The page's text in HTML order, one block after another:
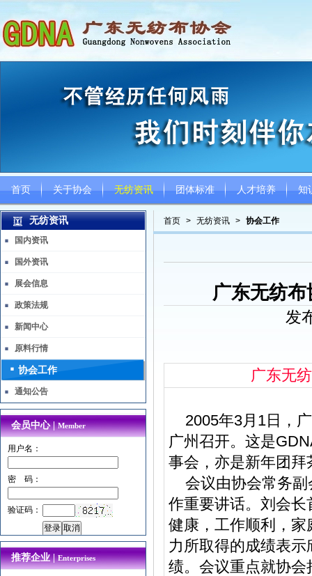
首页 关于协会 无纺资讯 团体标准 人才培养 知
首页 > 无纺资讯 > 协会工作
广东无纺
发
广东无
2005年3月1日，
广州召开。这是
事会，亦是新年团拜
会议由协会常务副
作重要讲话。刘会
健康，工作顺利，
力所取得的成绩表
绩。会议重点就协
无纺资讯
国内资讯
国外资讯
展会信息
政策法规
新闻中心
原料行情
协会工作
通知公告
会员中心 |Member
用户名：
密 码：
验证码：
推荐企业 |Enterprises